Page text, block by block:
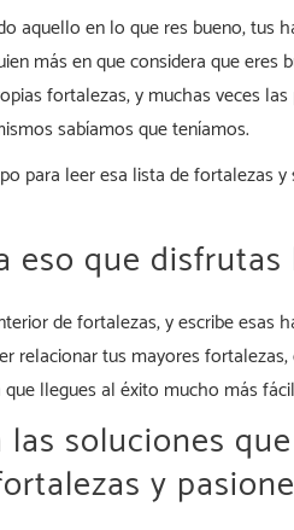
aquello en lo que res bueno, tus
más en que considera que eres
fortalezas, y muchas veces
sabíamos que teníamos.
para leer esa lista de fortalezas
eso que
de fortalezas, y escribe esas
relacionar tus mayores
llegues al éxito mucho más
las soluciones
y